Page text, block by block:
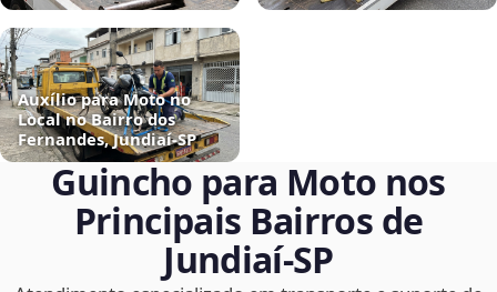
Auxílio para Moto no
Local no Bairro dos
Fernandes, Jundiaí‑SP
Guincho para Moto nos
Principais Bairros de
Jundiaí‑SP